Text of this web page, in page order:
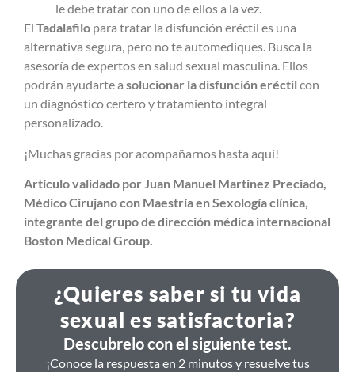
le debe tratar con uno de ellos a la vez.
El Tadalafilo para tratar la disfunción eréctil es una
alternativa segura, pero no te automediques. Busca la
asesoría de expertos en salud sexual masculina. Ellos
podrán ayudarte a solucionar la disfunción eréctil con
un diagnóstico certero y tratamiento integral
personalizado.
¡Muchas gracias por acompañarnos hasta aquí!
Artículo validado por Juan Manuel Martinez Preciado,
Médico Cirujano con Maestría en Sexología clínica,
integrante del grupo de dirección médica internacional
Boston Medical Group.
¿Quieres saber si tu vida
sexual es satisfactoria?
Descubrelo con el siguiente test.
¡Conoce la respuesta en 2 minutos y resuelve tus